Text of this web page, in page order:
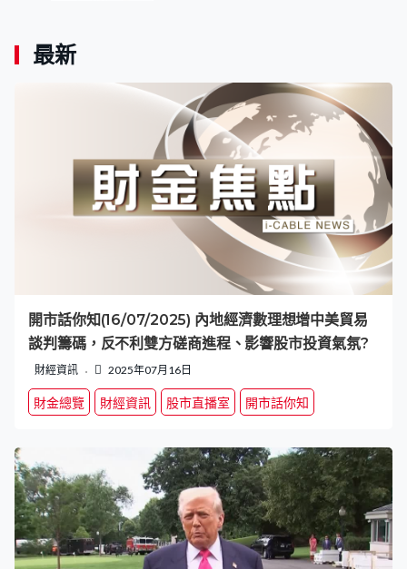
最新
開市話你知(16/07/2025) 內地經濟數理想增中美貿易
談判籌碼，反不利雙方磋商進程、影響股市投資氣氛?
財經資訊 2025年07月16日
財金總覽 財經資訊 股市直播室 開市話你知